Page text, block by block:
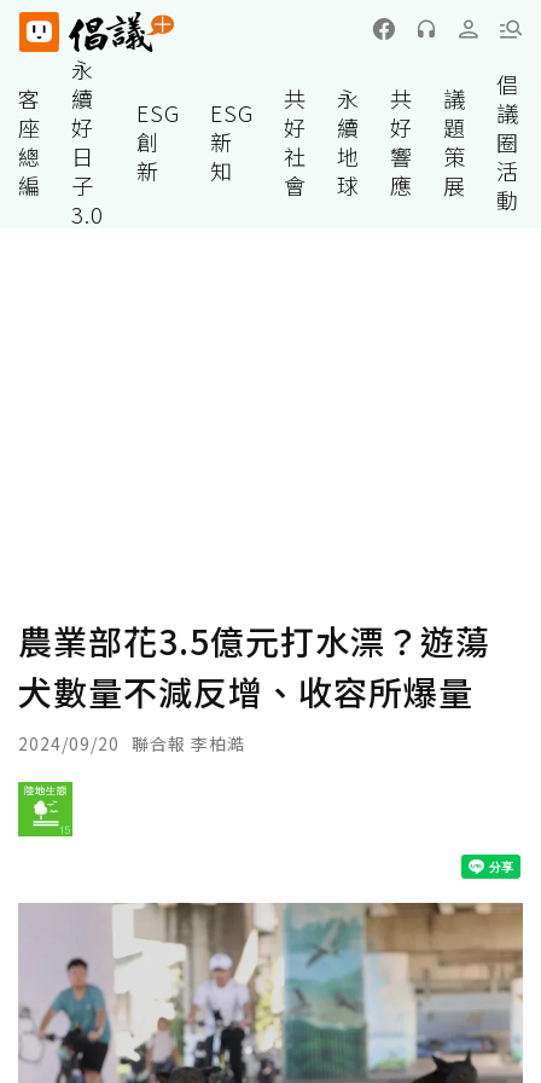
客
座
總
編
永
續
好
日
子
3.0
ESG
創
新
ESG
新
知
共
好
社
會
永
續
地
球
共
好
響
應
議
題
策
展
倡
議
圈
活
動
農業部花3.5億元打水漂？遊蕩
犬數量不減反增、收容所爆量
2024/09/20 聯合報 李柏澔